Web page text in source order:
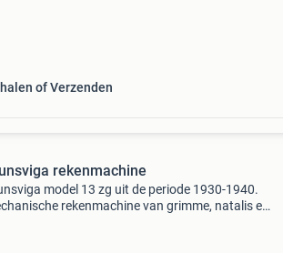
of Verzenden
rekenmachine
model 13 zg uit de periode 1930-1940.
rekenmachine van grimme, natalis en